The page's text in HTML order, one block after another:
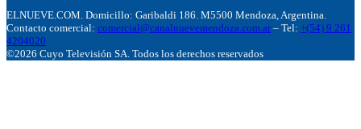
ELNUEVE.COM. Domicillo: Garibaldi 186. M5500 Mendoza, Argentina.
Contacto comercial: comercial@canalnuevemendoza.com.ar – Tel: +(54) 9 261
4204020
©2026 Cuyo Televisión SA. Todos los derechos reservados